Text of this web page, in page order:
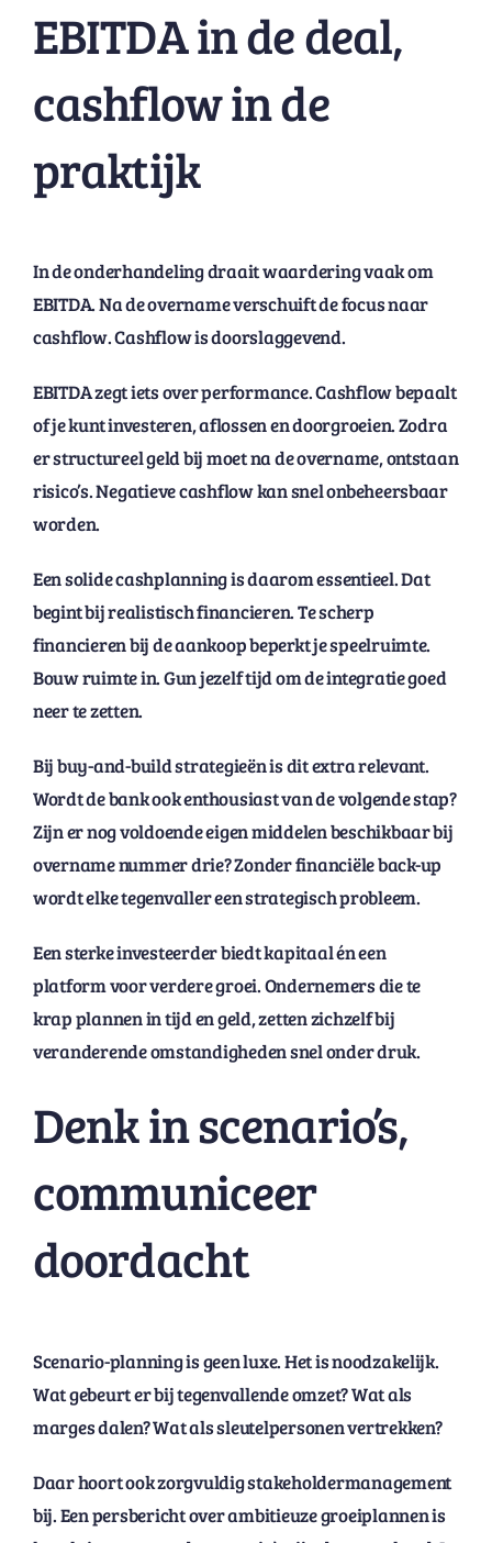
EBITDA in de deal,
cashflow in de
praktijk
In de onderhandeling draait waardering vaak om
EBITDA. Na de overname verschuift de focus naar
cashflow. Cashflow is doorslaggevend.
EBITDA zegt iets over performance. Cashflow bepaalt
of je kunt investeren, aflossen en doorgroeien. Zodra
er structureel geld bij moet na de overname, ontstaan
risico’s. Negatieve cashflow kan snel onbeheersbaar
worden.
Een solide cashplanning is daarom essentieel. Dat
begint bij realistisch financieren. Te scherp
financieren bij de aankoop beperkt je speelruimte.
Bouw ruimte in. Gun jezelf tijd om de integratie goed
neer te zetten.
Bij buy-and-build strategieën is dit extra relevant.
Wordt de bank ook enthousiast van de volgende stap?
Zijn er nog voldoende eigen middelen beschikbaar bij
overname nummer drie? Zonder financiële back-up
wordt elke tegenvaller een strategisch probleem.
Een sterke investeerder biedt kapitaal én een
platform voor verdere groei. Ondernemers die te
krap plannen in tijd en geld, zetten zichzelf bij
veranderende omstandigheden snel onder druk.
Denk in scenario’s,
communiceer
doordacht
Scenario-planning is geen luxe. Het is noodzakelijk.
Wat gebeurt er bij tegenvallende omzet? Wat als
marges dalen? Wat als sleutelpersonen vertrekken?
Daar hoort ook zorgvuldig stakeholdermanagement
bij. Een persbericht over ambitieuze groeiplannen is